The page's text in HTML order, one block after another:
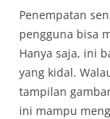
Penempatan
pengguna bisa
Hanya saja, ini
yang kidal.
tampilan
ini mampu